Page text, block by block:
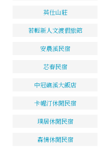
英仕山莊
若輕新人文渡假旅館
安農溪民宿
芯春民宿
中冠礁溪大飯店
卡幄汀休閒民宿
璞居休閒民宿
森情休閒民宿